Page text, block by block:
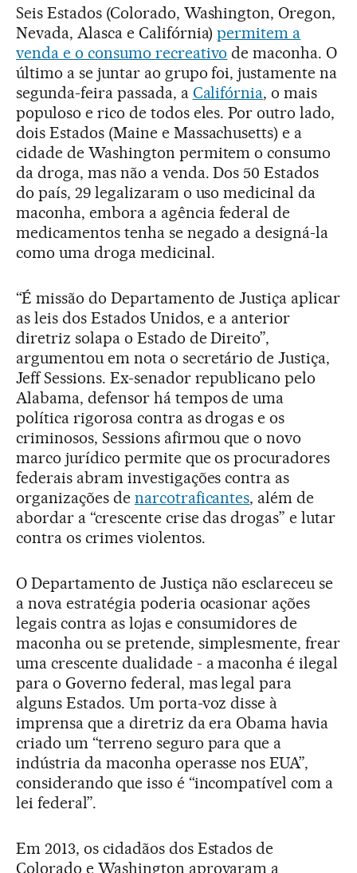
Seis Estados (Colorado, Washington, Oregon,
Nevada, Alasca e Califórnia)permitem a
venda e o consumo recreativo de maconha. O
último a se juntar ao grupo foi, justamente na
segunda-feira passada, a Califórnia, o mais
populoso e rico de todos eles. Por outro lado,
dois Estados (Maine e Massachusetts) e a
cidade de Washington permitem o consumo
da droga, mas não a venda. Dos 50 Estados
do país, 29 legalizaram o uso medicinal da
maconha, embora a agência federal de
medicamentos tenha se negado a designá-la
como uma droga medicinal.
“É missão do Departamento de Justiça aplicar
as leis dos Estados Unidos, e a anterior
diretriz solapa o Estado de Direito”,
argumentou em nota o secretário de Justiça,
Jeff Sessions. Ex-senador republicano pelo
Alabama, defensor há tempos de uma
política rigorosa contra as drogas e os
criminosos, Sessions afirmou que o novo
marco jurídico permite que os procuradores
federais abram investigações contra as
organizações de narcotraficantes, além de
abordar a “crescente crise das drogas” e lutar
contra os crimes violentos.
O Departamento de Justiça não esclareceu se
a nova estratégia poderia ocasionar ações
legais contra as lojas e consumidores de
maconha ou se pretende, simplesmente, frear
uma crescente dualidade - a maconha é ilegal
para o Governo federal, mas legal para
alguns Estados. Um porta-voz disse à
imprensa que a diretriz da era Obama havia
criado um “terreno seguro para que a
indústria da maconha operasse nos EUA”,
considerando que isso é “incompatível com a
lei federal”.
Em 2013, os cidadãos dos Estados de
Colorado e Washington aprovaram a